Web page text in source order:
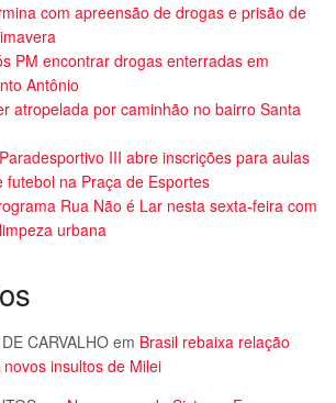
com apreensão de drogas e prisão de
PM encontrar drogas enterradas em
Antônio
atropelada por caminhão no bairro Santa
III abre inscrições para aulas
futebol na Praça de Esportes
Rua Não é Lar nesta sexta-feira com
urbana
CARVALHO em Brasil rebaixa relação
insultos de Milei